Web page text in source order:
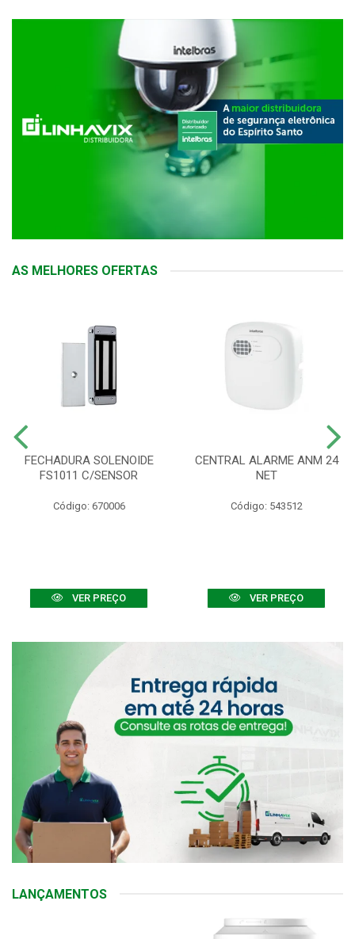
AS MELHORES OFERTAS
FECHADURA SOLENOIDE
FS1011 C/SENSOR
Código: 670006
VER PREÇO
CENTRAL ALARME ANM 24
NET
Código: 543512
VER PREÇO
LANÇAMENTOS